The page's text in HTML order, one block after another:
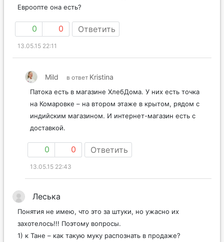
Евроопте она есть?
0 0 Ответить
13.05.15 22:11
Mild в ответ Kristina
Патока есть в магазине ХлебДома. У них есть точка
на Комаровке – на втором этаже в крытом, рядом с
индийским магазином. И интернет-магазин есть с
доставкой.
0 0 Ответить
13.05.15 22:43
Леська
Понятия не имею, что это за штуки, но ужасно их
захотелось!!! Поэтому вопросы.
1) к Тане – как такую муку распознать в продаже?